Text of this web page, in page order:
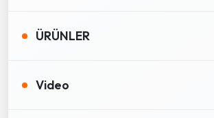
ÜRÜNLER
Video